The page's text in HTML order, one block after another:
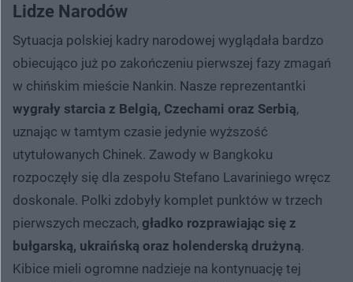
Lidze Narodów
Sytuacja polskiej kadry narodowej wyglądała bardzo
obiecująco już po zakończeniu pierwszej fazy zmagań
w chińskim mieście Nankin. Nasze reprezentantki
wygrały starcia z Belgią, Czechami oraz Serbią,
uznając w tamtym czasie jedynie wyższość
utytułowanych Chinek. Zawody w Bangkoku
rozpoczęły się dla zespołu Stefano Lavariniego wręcz
doskonale. Polki zdobyły komplet punktów w trzech
pierwszych meczach, gładko rozprawiając się z
bułgarską, ukraińską oraz holenderską drużyną.
Kibice mieli ogromne nadzieje na kontynuację tej